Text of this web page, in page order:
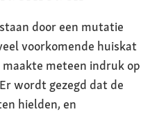
door een mutatie
voorkomende huiskat
meteen indruk op
wordt gezegd dat de
hielden, en